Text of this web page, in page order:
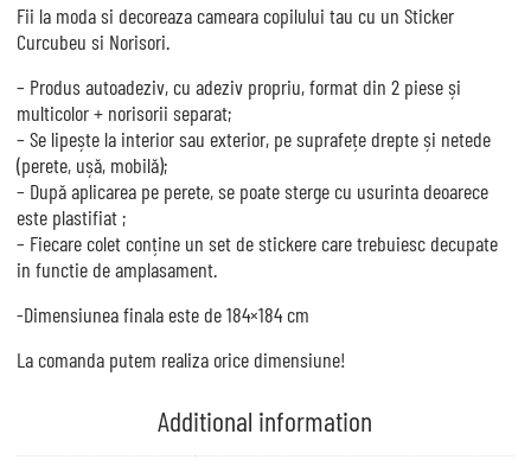
Fii la moda si decoreaza cameara copilului tau cu un Sticker
Curcubeu si Norisori.
– Produs autoadeziv, cu adeziv propriu, format din 2 piese și
multicolor + norisorii separat;
– Se lipește la interior sau exterior, pe suprafețe drepte și netede
(perete, ușă, mobilă);
– După aplicarea pe perete, se poate sterge cu usurinta deoarece
este plastifiat ;
– Fiecare colet conține un set de stickere care trebuiesc decupate
in functie de amplasament.
-Dimensiunea finala este de 184×184 cm
La comanda putem realiza orice dimensiune!
Additional information